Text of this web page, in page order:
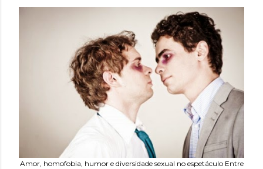
Amor, homofobia, humor e diversidade sexual no espetáculo Entre